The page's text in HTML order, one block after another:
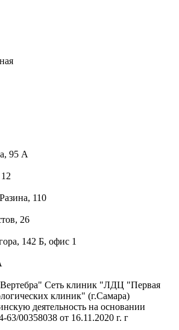
95 А
110
26
142 Б, офис 1
Сеть клиник "ЛДЦ "Первая
клиник" (г.Самара)
деятельность на основании
00358038 от 16.11.2020 г. г